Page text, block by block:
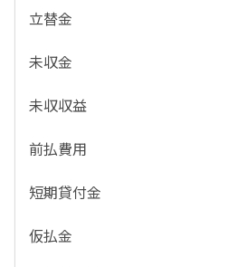
立替金
未収金
未収収益
前払費用
短期貸付金
仮払金